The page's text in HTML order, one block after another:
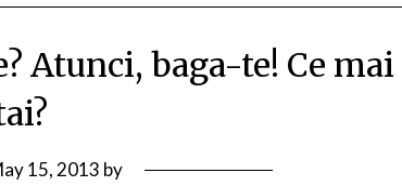
Atunci, baga-te! Ce mai
15, 2013 by